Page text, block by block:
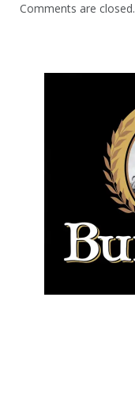
Comments are closed.